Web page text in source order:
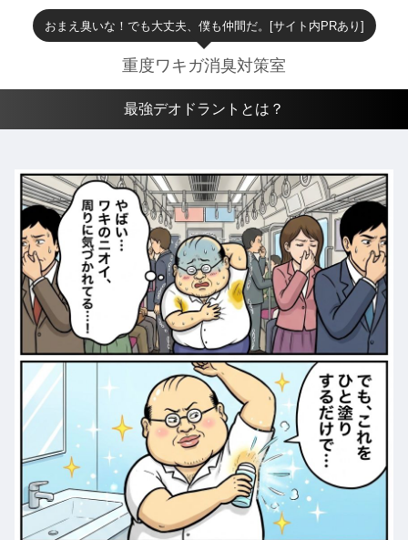
おまえ臭いな！でも大丈夫、僕も仲間だ。[サイト内PRあり]
重度ワキガ消臭対策室
最強デオドラントとは？